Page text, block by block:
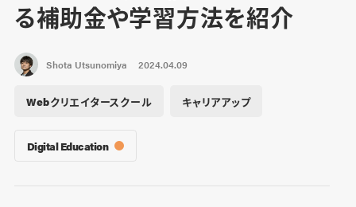
る補助金や学習方法を紹介
Shota Utsunomiya 2024.04.09
Webクリエイタースクール キャリアアップ
Digital Education